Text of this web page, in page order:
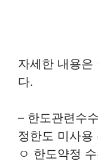
자세한 내용은
다.
– 한도관련수
정한도 미사용
ㅇ 한도약정